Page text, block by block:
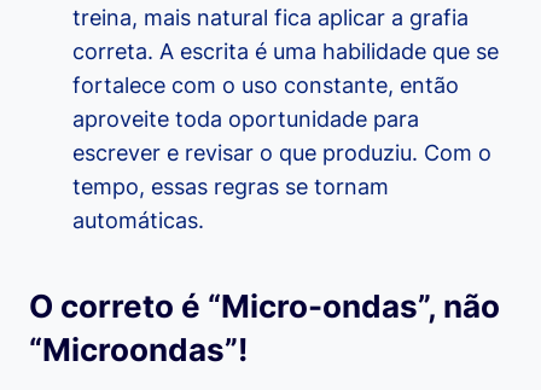
treina, mais natural fica aplicar a grafia
correta. A escrita é uma habilidade que se
fortalece com o uso constante, então
aproveite toda oportunidade para
escrever e revisar o que produziu. Com o
tempo, essas regras se tornam
automáticas.
O correto é “Micro-ondas”, não
“Microondas”!